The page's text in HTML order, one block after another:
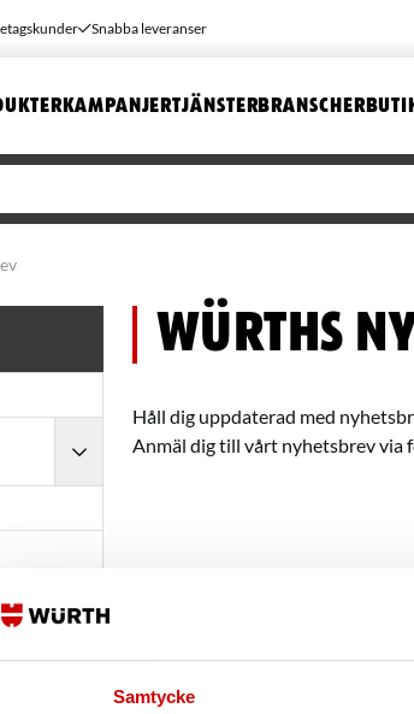
Samtycke
Snabba leveranser
KAMPANJERTJÄNSTERBRANSCHER
Würths
Håll dig uppdaterad med
Anmäl dig till vårt nyhetsbrev via